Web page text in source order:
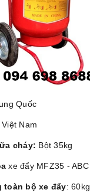
Quốc
Việt Nam
cháy: Bột 35kg
xe đẩy MFZ35 - ABC
toàn bộ xe đẩy: 60kg